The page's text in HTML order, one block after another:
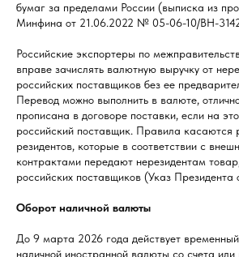
бумаг за пределами России (выписка из
Минфина от 21.06.2022 № 05-06-10/ВН-
Российские экспортеры по
вправе зачислять валютную выручку от
российских поставщиков без ее
Перевод можно выполнить в валюте,
прописана в договоре поставки, если на
российский поставщик. Правила касаются
резидентов, которые в соответствии с
контрактами передают нерезидентам
российских поставщиков (Указ
Оборот наличной валюты
До 9 марта 2026 года действует
наличной иностранной валюты со счета